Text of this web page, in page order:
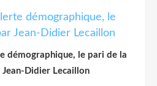
démographique, le pari de la
Didier Lecaillon